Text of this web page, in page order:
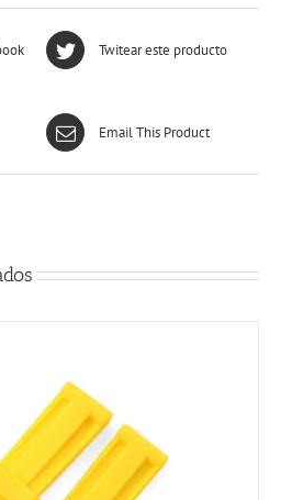
Twitear este producto
Email This Product